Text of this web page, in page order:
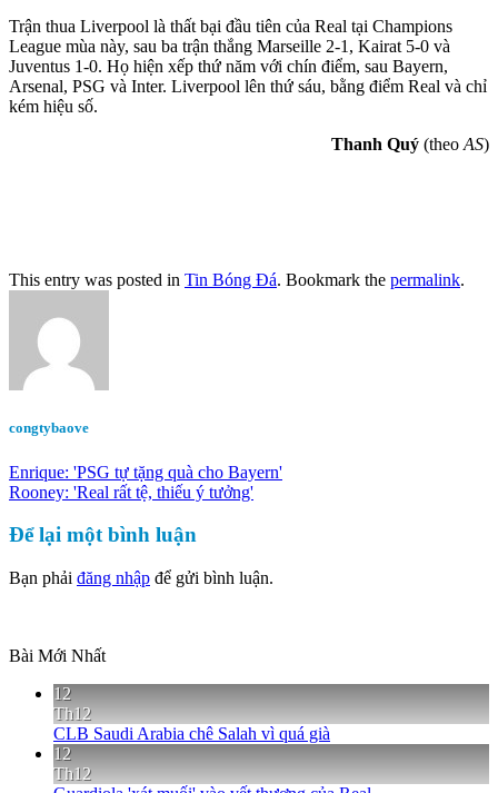
Trận thua Liverpool là thất bại đầu tiên của Real tại Champions
League mùa này, sau ba trận thắng Marseille 2-1, Kairat 5-0 và
Juventus 1-0. Họ hiện xếp thứ năm với chín điểm, sau Bayern,
Arsenal, PSG và Inter. Liverpool lên thứ sáu, bằng điểm Real và chỉ
kém hiệu số.
Thanh Quý (theo AS)
This entry was posted in Tin Bóng Đá. Bookmark the permalink.
congtybaove
Enrique: 'PSG tự tặng quà cho Bayern'
Rooney: 'Real rất tệ, thiếu ý tưởng'
Để lại một bình luận
Bạn phải đăng nhập để gửi bình luận.
Bài Mới Nhất
12
Th12
CLB Saudi Arabia chê Salah vì quá già
12
Th12